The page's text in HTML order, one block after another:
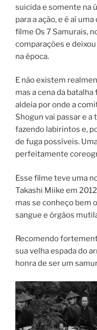
suicida e somente na
para a ação, e é aí
filme Os 7 Samurais,
comparações e
na época.
E não existem
mas a cena da
aldeia por onde a
Shogun vai passar e
fazendo labirintos e,
de fuga possíveis.
perfeitamente
Esse filme teve uma
Takashi Miike em
mas se conheço bem
sangue e órgãos
Recomendo
sua velha espada do
honra de ser um